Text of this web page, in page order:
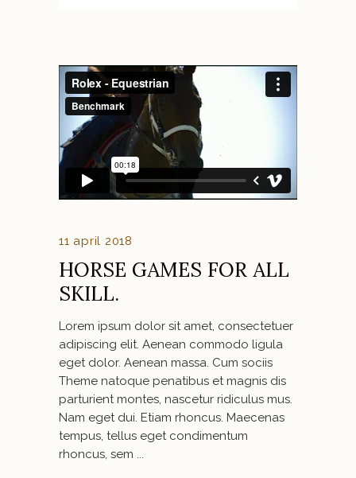
11 april 2018
HORSE GAMES FOR ALL
SKILL.
Lorem ipsum dolor sit amet, consectetuer
adipiscing elit. Aenean commodo ligula
eget dolor. Aenean massa. Cum sociis
Theme natoque penatibus et magnis dis
parturient montes, nascetur ridiculus mus.
Nam eget dui. Etiam rhoncus. Maecenas
tempus, tellus eget condimentum
rhoncus, sem